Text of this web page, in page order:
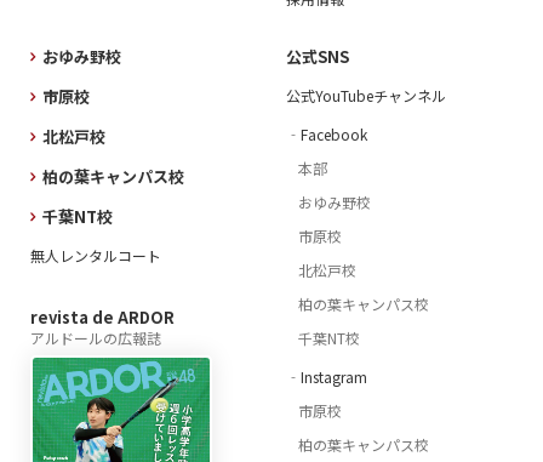
おゆみ野校
市原校
北松戸校
柏の葉キャンパス校
千葉NT校
無人レンタルコート
revista de ARDOR
アルドールの広報誌
公式SNS
公式YouTubeチャンネル
‐Facebook
本部
おゆみ野校
市原校
北松戸校
柏の葉キャンパス校
千葉NT校
‐Instagram
市原校
柏の葉キャンパス校